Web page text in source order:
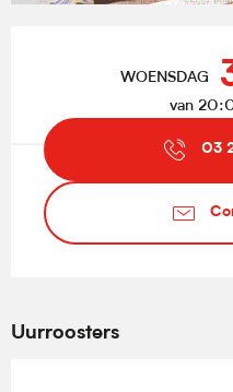
WOENSDAG
van
03
Uurroosters